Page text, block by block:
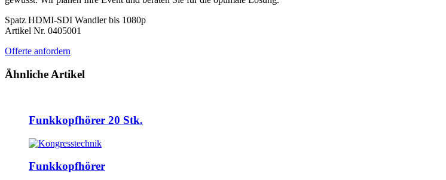
Spatz HDMI-SDI Wandler bis 1080p
Artikel Nr. 0405001
Offerte anfordern
Ähnliche Artikel
Funkkopfhörer 20 Stk.
Funkkopfhörer